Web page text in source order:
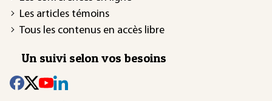
Les articles témoins
Tous les contenus en accès libre
Un suivi selon vos besoins